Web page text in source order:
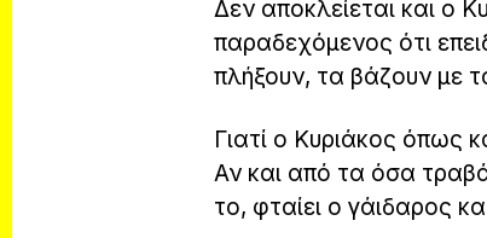
Δεν αποκλείεται και ο
παραδεχόμενος ότι
πλήξουν, τα βάζουν με
Γιατί ο Κυριάκος όπως
Αν και από τα όσα
το, φταίει ο γάιδαρος